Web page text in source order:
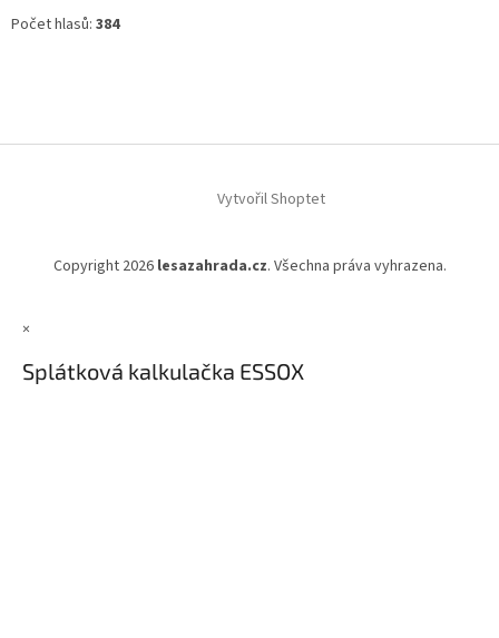
Počet hlasů: 384
Vytvořil Shoptet
Copyright 2026 lesazahrada.cz. Všechna práva vyhrazena.
×
Splátková kalkulačka ESSOX